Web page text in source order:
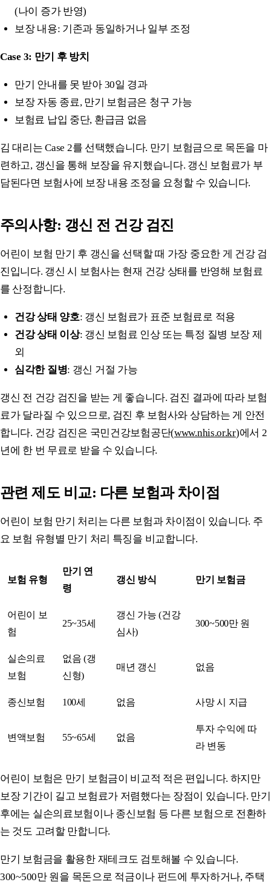
(나이 증가 반영)
보장 내용: 기존과 동일하거나 일부 조정
Case 3: 만기 후 방치
만기 안내를 못 받아 30일 경과
보장 자동 종료, 만기 보험금은 청구 가능
보험료 납입 중단, 환급금 없음
김 대리는 Case 2를 선택했습니다. 만기 보험금으로 목돈을 마
련하고, 갱신을 통해 보장을 유지했습니다. 갱신 보험료가 부
담된다면 보험사에 보장 내용 조정을 요청할 수 있습니다.
주의사항: 갱신 전 건강 검진
어린이 보험 만기 후 갱신을 선택할 때 가장 중요한 게 건강 검
진입니다. 갱신 시 보험사는 현재 건강 상태를 반영해 보험료
를 산정합니다.
건강 상태 양호: 갱신 보험료가 표준 보험료로 적용
건강 상태 이상: 갱신 보험료 인상 또는 특정 질병 보장 제
외
심각한 질병: 갱신 거절 가능
갱신 전 건강 검진을 받는 게 좋습니다. 검진 결과에 따라 보험
료가 달라질 수 있으므로, 검진 후 보험사와 상담하는 게 안전
합니다. 건강 검진은 국민건강보험공단(www.nhis.or.kr)에서 2
년에 한 번 무료로 받을 수 있습니다.
관련 제도 비교: 다른 보험과 차이점
어린이 보험 만기 처리는 다른 보험과 차이점이 있습니다. 주
요 보험 유형별 만기 처리 특징을 비교합니다.
보험 유형
만기 연
령
갱신 방식 만기 보험금
어린이 보
험
25~35세
갱신 가능 (건강
심사)
300~500만 원
실손의료
보험
없음 (갱
신형)
매년 갱신 없음
종신보험 100세 없음 사망 시 지급
변액보험 55~65세 없음
투자 수익에 따
라 변동
어린이 보험은 만기 보험금이 비교적 적은 편입니다. 하지만
보장 기간이 길고 보험료가 저렴했다는 장점이 있습니다. 만기
후에는 실손의료보험이나 종신보험 등 다른 보험으로 전환하
는 것도 고려할 만합니다.
만기 보험금을 활용한 재테크도 검토해볼 수 있습니다.
300~500만 원을 목돈으로 적금이나 펀드에 투자하거나, 주택